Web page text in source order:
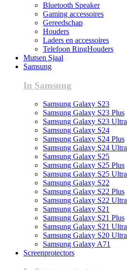
Bluetooth Speaker
Gaming accessoires
Gereedschap
Houders
Laders en accessoires
Telefoon RingHouders
Mutsen Sjaal
Samsung
In Samsung
Samsung Galaxy S23
Samsung Galaxy S23 Plus
Samsung Galaxy S23 Ultra
Samsung Galaxy S24
Samsung Galaxy S24 Plus
Samsung Galaxy S24 Ultra
Samsung Galaxy S25
Samsung Galaxy S25 Plus
Samsung Galaxy S25 Ultra
Samsung Galaxy S22
Samsung Galaxy S22 Plus
Samsung Galaxy S22 Ultra
Samsung Galaxy S21
Samsung Galaxy S21 Plus
Samsung Galaxy S21 Ultra
Samsung Galaxy S20 Ultra
Samsung Galaxy A71
Screenprotectors